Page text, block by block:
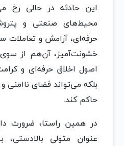
این حادثه در حالی رخ
محیط‌های صنعتی و
حرفه‌ای، آرامش و تعاملات
خشونت‌آمیز، آن‌هم از سوی
اصول اخلاق حرفه‌ای و
بلکه می‌تواند فضای ناامنی
حاکم کند.
در همین راستا، ضرورت
عنوان متولی بالادستی،